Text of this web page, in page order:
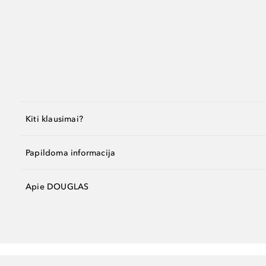
Kiti klausimai?
Papildoma informacija
Apie DOUGLAS